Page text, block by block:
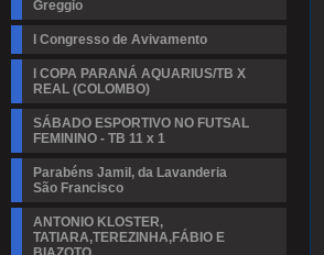
Greggio
I Congresso de Avivamento
I COPA PARANÁ AQUARIUS/TB X
REAL (COLOMBO)
SÁBADO ESPORTIVO NO FUTSAL
FEMININO - TB 11 x 1
Parabéns Jamil, da Lavanderia
São Francisco
ANTONIO KLOSTER,
TATIARA,TEREZINHA,FÁBIO E